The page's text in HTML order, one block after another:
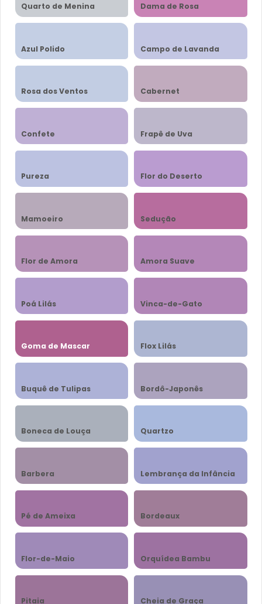
Quarto de Menina Dama de Rosa
Azul Polido Campo de Lavanda
Rosa dos Ventos Cabernet
Confete Frapê de Uva
Pureza Flor do Deserto
Mamoeiro Sedução
Flor de Amora Amora Suave
Poá Lilás Vinca-de-Gato
Goma de Mascar Flox Lilás
Buquê de Tulipas Bordô-Japonês
Boneca de Louça Quartzo
Barbera Lembrança da Infância
Pé de Ameixa Bordeaux
Flor-de-Maio Orquídea Bambu
Pitaia Cheia de Graça